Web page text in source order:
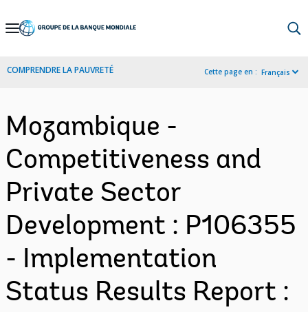
Skip
Navigation
COMPRENDRE LA PAUVRETÉ Cette page en : Français
Mozambique -
Competitiveness and
Private Sector
Development : P106355
- Implementation
Status Results Report :